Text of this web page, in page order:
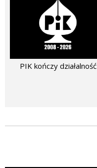
PIK kończy działalność